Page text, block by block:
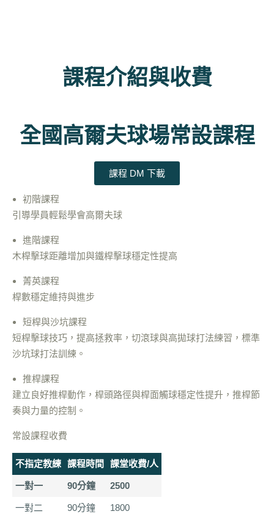
課程介紹與收費
全國高爾夫球場常設課程
課程 DM 下載
初階課程
引導學員輕鬆學會高爾夫球
進階課程
木桿擊球距離增加與鐵桿擊球穩定性提高
菁英課程
桿數穩定維持與進步
短桿與沙坑課程
短桿擊球技巧，提高拯救率，切滾球與高拋球打法練習，標準
沙坑球打法訓練。
推桿課程
建立良好推桿動作，桿頭路徑與桿面觸球穩定性提升，推桿節
奏與力量的控制。
常設課程收費
不指定教練 課程時間 課堂收費/人
一對一 90分鐘 2500
一對二 90分鐘 1800